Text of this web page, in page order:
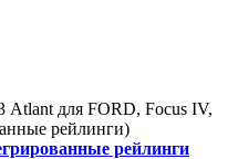
для FORD, Focus IV,
рейлинги)
рейлинги